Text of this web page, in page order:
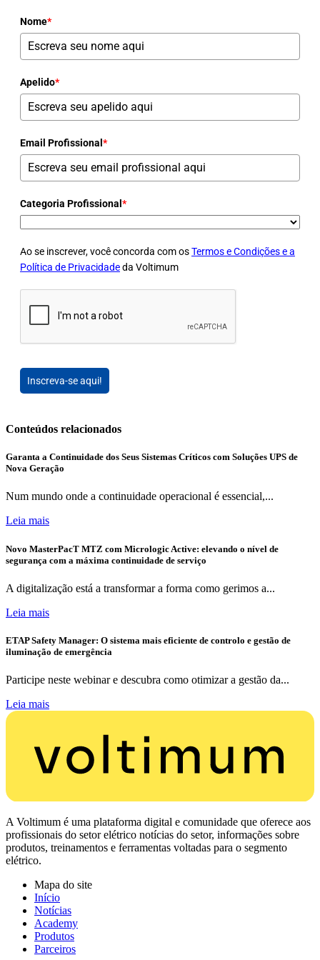
Nome*
Apelido*
Email Profissional *
Categoria Profissional *
Ao se inscrever, você concorda com osTermos e Condições e a
Política de Privacidadeda Voltimum
Inscreva-se aqui!
Conteúdos relacionados
Garanta a Continuidade dos Seus Sistemas Críticos com Soluções UPS de
Nova Geração
Num mundo onde a continuidade operacional é essencial,...
Leia mais
Novo MasterPacT MTZ com Micrologic Active: elevando o nível de
segurança com a máxima continuidade de serviço
A digitalização está a transformar a forma como gerimos a...
Leia mais
ETAP Safety Manager: O sistema mais eficiente de controlo e gestão de
iluminação de emergência
Participe neste webinar e descubra como otimizar a gestão da...
Leia mais
A Voltimum é uma plataforma digital e comunidade que oferece aos
profissionais do setor elétrico notícias do setor, informações sobre
produtos, treinamentos e ferramentas voltadas para o segmento
elétrico.
Mapa do site
Início
Notícias
Academy
Produtos
Parceiros